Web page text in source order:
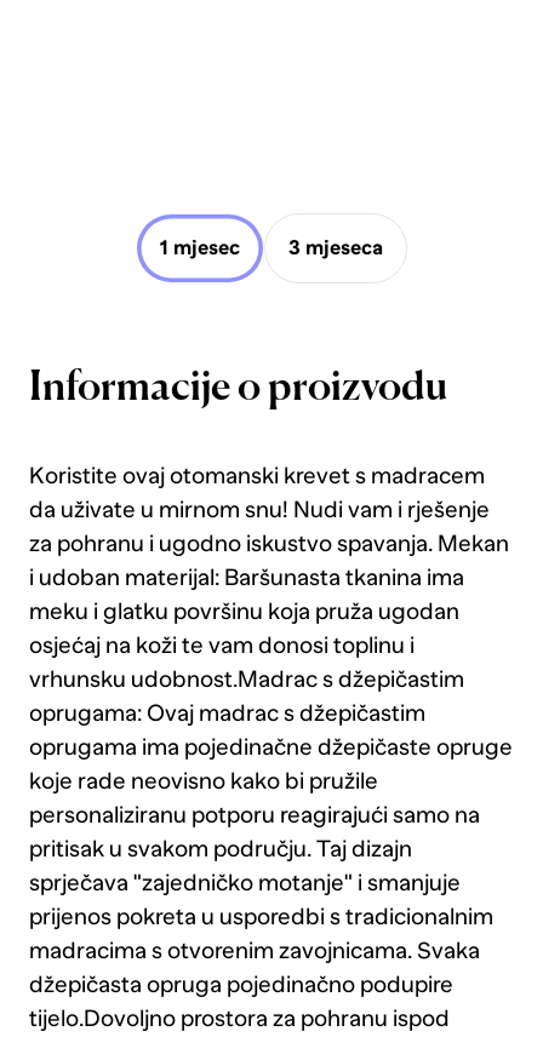
1 mjesec 3 mjeseca
Informacije o proizvodu
Koristite ovaj otomanski krevet s madracem
da uživate u mirnom snu! Nudi vam i rješenje
za pohranu i ugodno iskustvo spavanja. Mekan
i udoban materijal: Baršunasta tkanina ima
meku i glatku površinu koja pruža ugodan
osjećaj na koži te vam donosi toplinu i
vrhunsku udobnost.Madrac s džepičastim
oprugama: Ovaj madrac s džepičastim
oprugama ima pojedinačne džepičaste opruge
koje rade neovisno kako bi pružile
personaliziranu potporu reagirajući samo na
pritisak u svakom području. Taj dizajn
sprječava "zajedničko motanje" i smanjuje
prijenos pokreta u usporedbi s tradicionalnim
madracima s otvorenim zavojnicama. Svaka
džepičasta opruga pojedinačno podupire
tijelo.Dovoljno prostora za pohranu ispod